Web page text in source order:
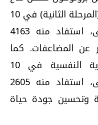
العين لمرضى الغسيل الكلوي (المرحلة الثانية) في 10
محافظات داخل 70 مستشفى، استفاد منه 4163
عن المضاعفات. كما
جرى تفعيل بروتوكول الرعاية النفسية في 10
محافظات داخل 41 مستشفى، استفاد منه 2605
وتحسين جودة حياة